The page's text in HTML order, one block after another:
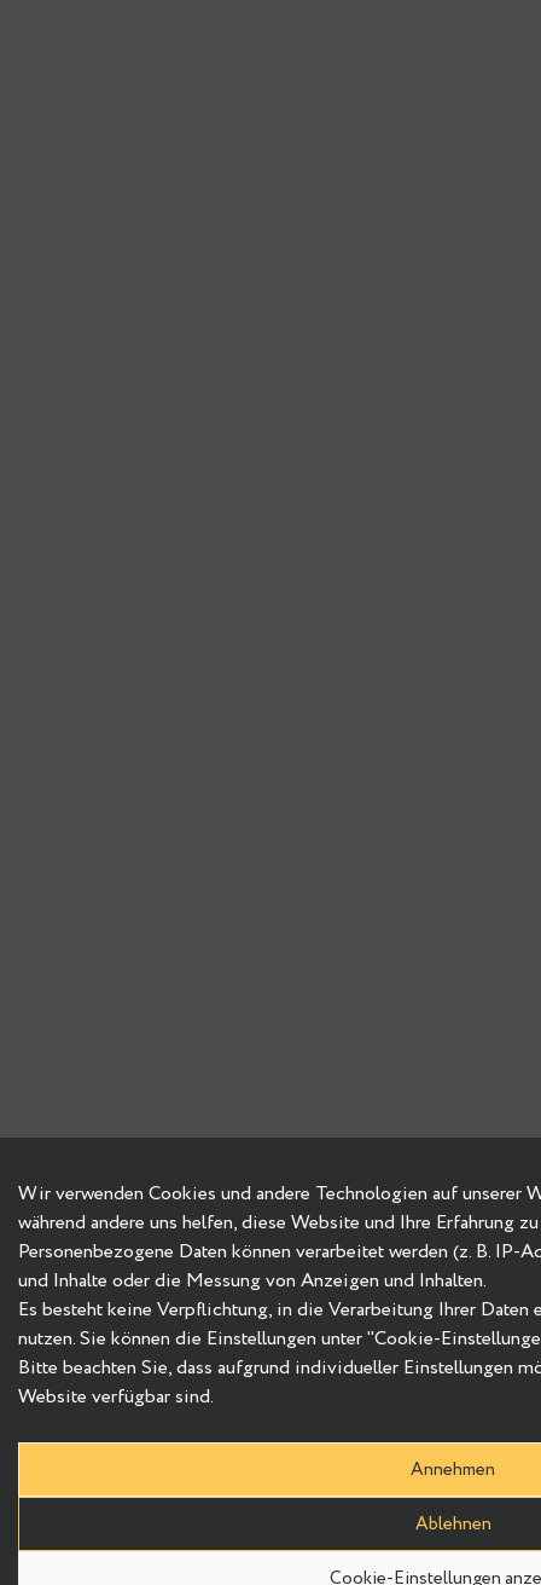
Wir verwenden Cookies und andere Technologien auf unserer
während andere uns helfen, diese Website und Ihre Erfahrung
Personenbezogene Daten können verarbeitet werden (z. B. IP-
und Inhalte oder die Messung von Anzeigen und Inhalten.
Es besteht keine Verpflichtung, in die Verarbeitung Ihrer
nutzen. Sie können die Einstellungen unter "Cookie-
Bitte beachten Sie, dass aufgrund individueller Einstellungen
Website verfügbar sind.
Annehmen
Ablehnen
Cookie-Einstellungen